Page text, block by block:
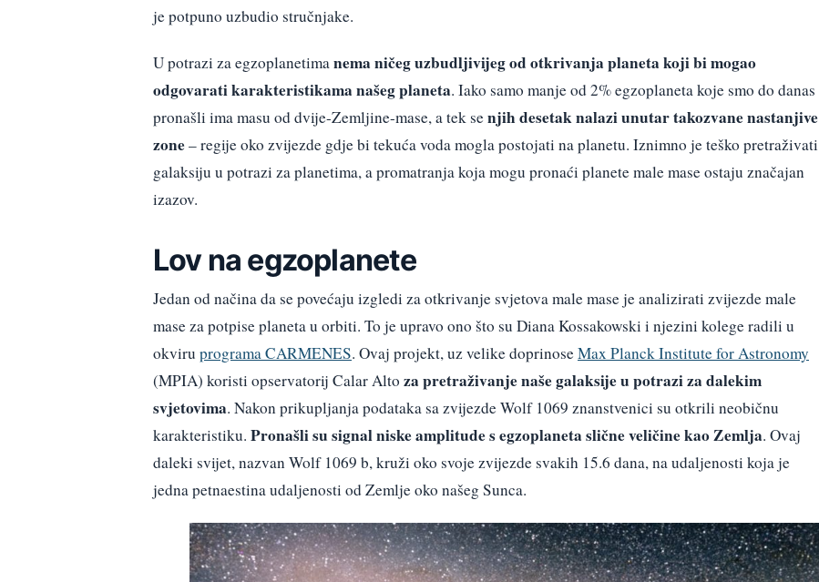
je potpuno uzbudio stručnjake.
U potrazi za egzoplanetimanema ničeg uzbudljivijeg od otkrivanja planeta koji bi mogao
odgovarati karakteristikama našeg planeta. Iako samo manje od 2% egzoplaneta koje smo do danas
pronašli ima masu od dvije-Zemljine-mase, a tek senjih desetak nalazi unutar takozvane nastanjive
zone– regije oko zvijezde gdje bi tekuća voda mogla postojati na planetu. Iznimno je teško pretraživati
galaksiju u potrazi za planetima, a promatranja koja mogu pronaći planete male mase ostaju značajan
izazov.
Lov na egzoplanete
Jedan od načina da se povećaju izgledi za otkrivanje svjetova male mase je analizirati zvijezde male
mase za potpise planeta u orbiti. To je upravo ono što su Diana Kossakowski i njezini kolege radili u
okviru programa CARMENES. Ovaj projekt, uz velike doprinoseMax Planck Institute for Astronomy
(MPIA) koristi opservatorij Calar Alto za pretraživanje naše galaksije u potrazi za dalekim
svjetovima. Nakon prikupljanja podataka sa zvijezde Wolf 1069 znanstvenici su otkrili neobičnu
karakteristiku. Pronašli su signal niske amplitude segzoplaneta slične veličine kao Zemlja. Ovaj
daleki svijet, nazvan Wolf 1069 b, kruži oko svoje zvijezde svakih 15.6 dana, na udaljenosti koja je
jedna petnaestina udaljenosti od Zemlje oko našeg Sunca.